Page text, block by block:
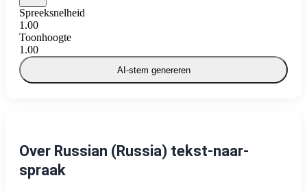
Spreeksnelheid
1.00
Toonhoogte
1.00
AI-stem genereren
Over Russian (Russia) tekst-naar-
spraak